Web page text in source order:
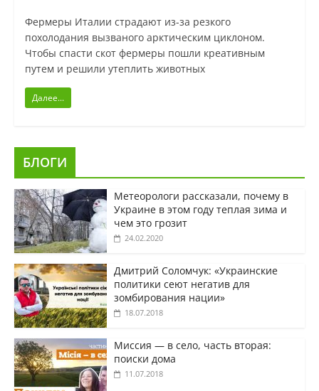
Фермеры Италии страдают из-за резкого
похолодания вызваного арктическим циклоном.
Чтобы спасти скот фермеры пошли креативным
путем и решили утеплить животных
Далее...
БЛОГИ
Метеорологи рассказали, почему в
Украине в этом году теплая зима и
чем это грозит
24.02.2020
Дмитрий Соломчук: «Украинские
политики сеют негатив для
зомбирования нации»
18.07.2018
Миссия — в село, часть вторая:
поиски дома
11.07.2018